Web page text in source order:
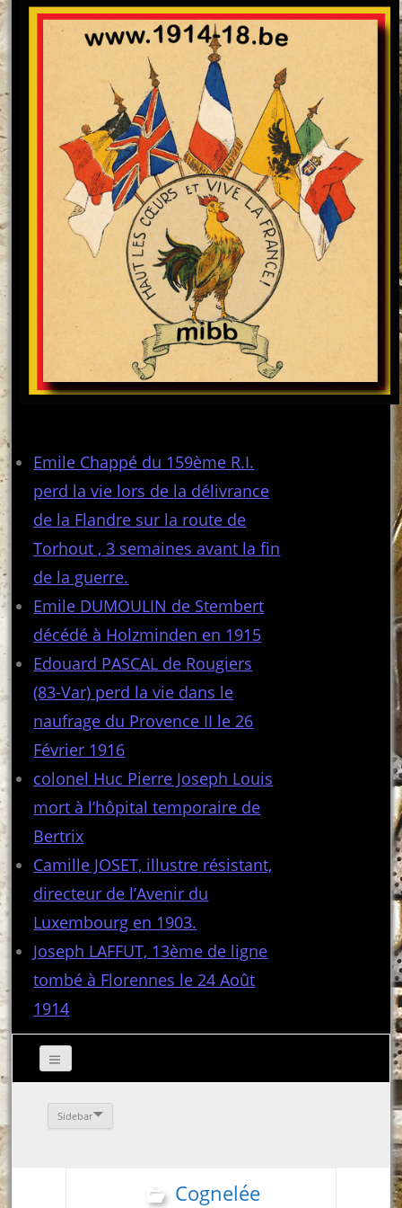
Emile Chappé du 159ème R.I.
perd la vie lors de la délivrance
de la Flandre sur la route de
Torhout , 3 semaines avant la fin
de la guerre.
Emile DUMOULIN de Stembert
décédé à Holzminden en 1915
Edouard PASCAL de Rougiers
(83-Var) perd la vie dans le
naufrage du Provence II le 26
Février 1916
colonel Huc Pierre Joseph Louis
mort à l’hôpital temporaire de
Bertrix
Camille JOSET, illustre résistant,
directeur de l’Avenir du
Luxembourg en 1903.
Joseph LAFFUT, 13ème de ligne
tombé à Florennes le 24 Août
1914
Sidebar
Cognelée